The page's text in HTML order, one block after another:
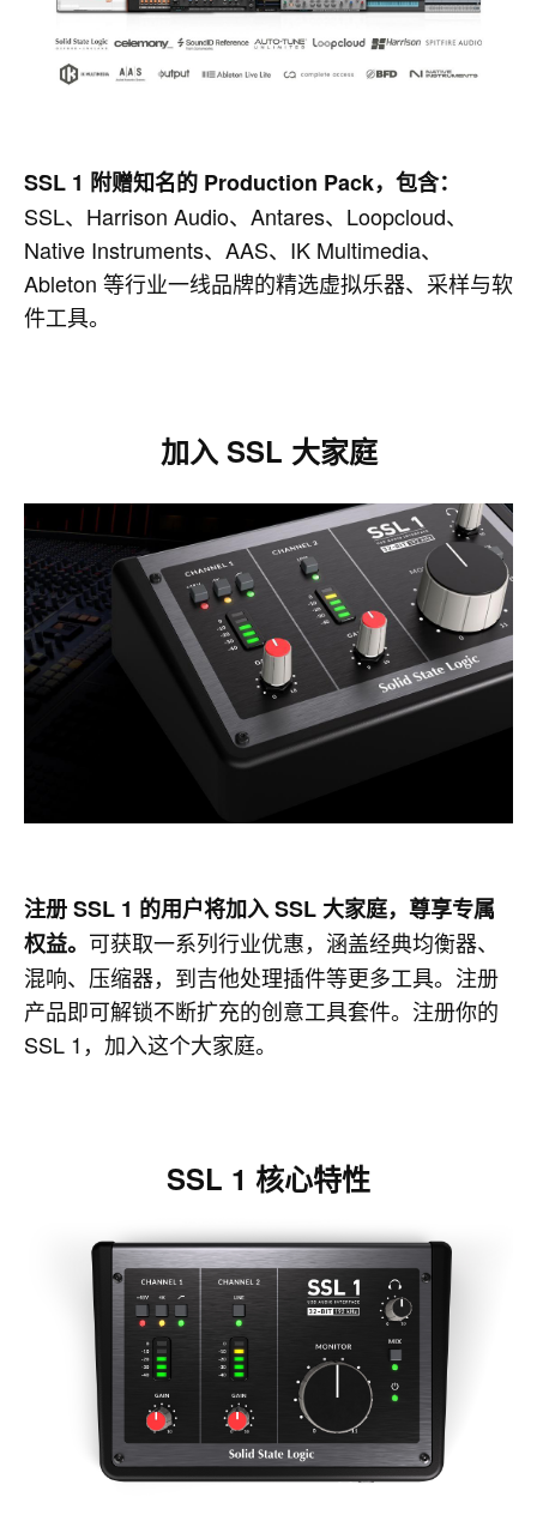
SSL 1 附赠知名的 Production Pack，包含：
SSL、Harrison Audio、Antares、Loopcloud、
Native Instruments、AAS、IK Multimedia、
Ableton 等行业一线品牌的精选虚拟乐器、采样与软
件工具。
加入 SSL 大家庭
注册 SSL 1 的用户将加入 SSL 大家庭，尊享专属
权益。 可获取一系列行业优惠，涵盖经典均衡器、
混响、压缩器，到吉他处理插件等更多工具。注册
产品即可解锁不断扩充的创意工具套件。注册你的
SSL 1，加入这个大家庭。
SSL 1 核心特性